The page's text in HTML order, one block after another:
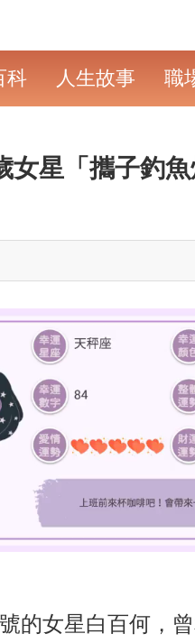
科 人生故事 職
女星「攜子釣
的女星白百何，